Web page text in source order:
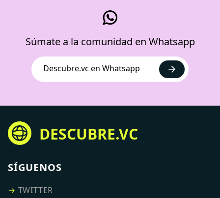
Súmate a la comunidad en Whatsapp
Descubre.vc en Whatsapp
DESCUBRE.VC
SÍGUENOS
→ TWITTER